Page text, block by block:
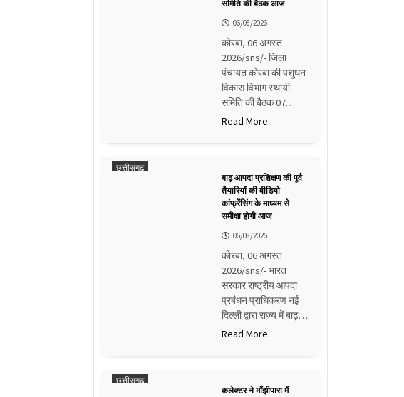
समिति की बैठक आज
06/08/2026
कोरबा, 06 अगस्त
2026/sns/- जिला
पंचायत कोरबा की पशुधन
विकास विभाग स्थायी
समिति की बैठक 07…
Read More..
छत्तीसगढ़
बाढ़ आपदा प्रशिक्षण की पूर्व
तैयारियों की वीडियो
कांफ्रेंसिंग के माध्यम से
समीक्षा होगी आज
06/08/2026
कोरबा, 06 अगस्त
2026/sns/- भारत
सरकार राष्ट्रीय आपदा
प्रबंधन प्राधिकरण नई
दिल्ली द्वारा राज्य में बाढ़…
Read More..
छत्तीसगढ़
कलेक्टर ने माँझीपारा में